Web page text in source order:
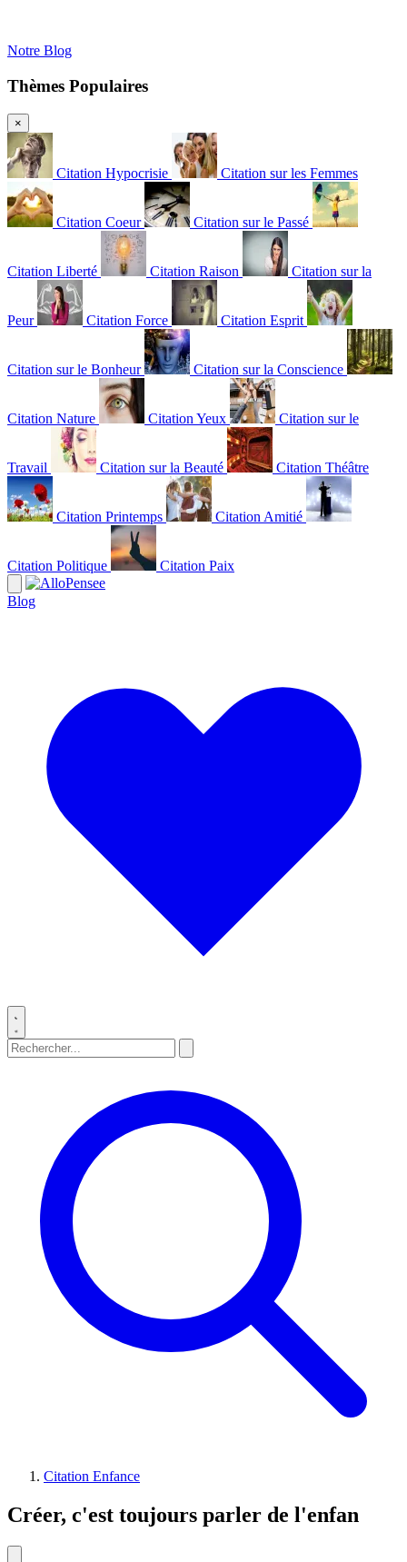
Notre Blog
Thèmes Populaires
×
Citation Hypocrisie Citation sur les Femmes
Citation Coeur Citation sur le Passé
Citation Liberté Citation Raison Citation sur la
Peur Citation Force Citation Esprit
Citation sur le Bonheur Citation sur la Conscience
Citation Nature Citation Yeux Citation sur le
Travail Citation sur la Beauté Citation Théâtre
Citation Printemps Citation Amitié
Citation Politique Citation Paix
Blog
Citation Enfance
Créer, c'est toujours parler de l'enfan